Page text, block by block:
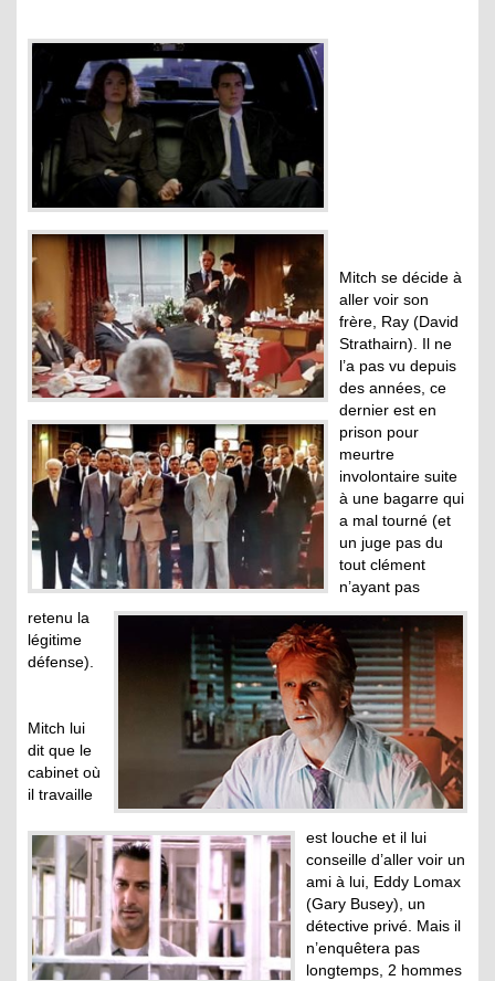
Mitch se décide à
aller voir son
frère, Ray (David
Strathairn). Il ne
l’a pas vu depuis
des années, ce
dernier est en
prison pour
meurtre
involontaire suite
à une bagarre qui
a mal tourné (et
un juge pas du
tout clément
n’ayant pas
retenu la
légitime
défense).
Mitch lui
dit que le
cabinet où
il travaille
est louche et il lui
conseille d’aller voir un
ami à lui, Eddy Lomax
(Gary Busey), un
détective privé. Mais il
n’enquêtera pas
longtemps, 2 hommes